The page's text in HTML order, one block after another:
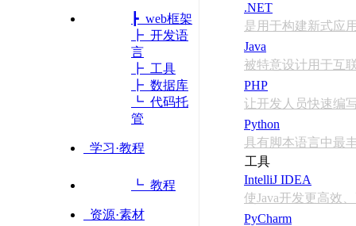
┣ web框架
┣ 开发语
言
┣ 工具
┣ 数据库
┗ 代码托
管
学习·教程
┗ 教程
资源·素材
.NET
是用于构建新式应
Java
被特意设计用于互
PHP
让开发人员快速编
Python
具有脚本语言中最
工具
IntelliJ IDEA
使Java开发更高效
PyCharm